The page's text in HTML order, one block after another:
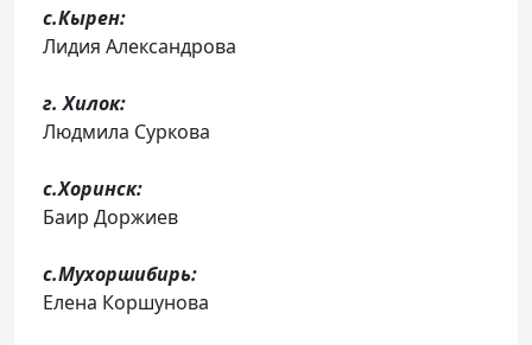
с.Кырен:
Лидия Александрова
г. Хилок:
Людмила Суркова
с.Хоринск:
Баир Доржиев
с.Мухоршибирь:
Елена Коршунова